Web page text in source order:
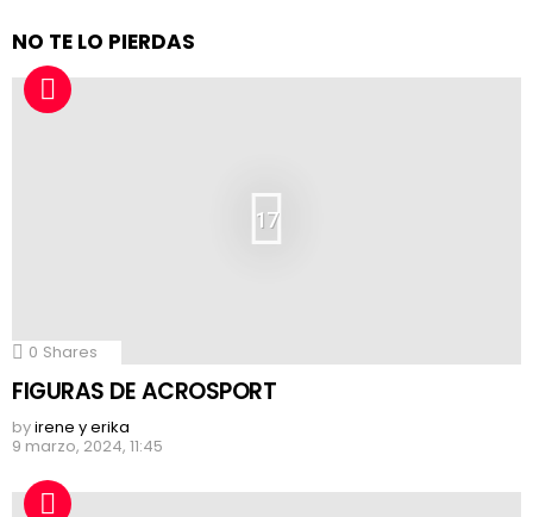
NO TE LO PIERDAS
17
0 Shares
FIGURAS DE ACROSPORT
byirene y erika
9 marzo, 2024, 11:45